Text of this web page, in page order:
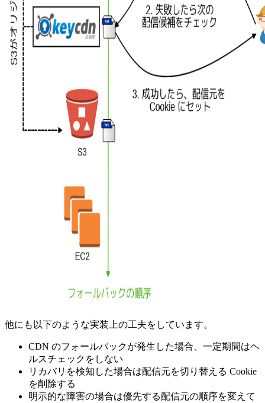
他にも以下のような実装上の工夫をしています。
CDN のフォールバックが発生した場合、一定期間はヘ
ルスチェックをしない
リカバリを検知した場合は配信元を切り替える Cookie
を削除する
明示的な障害の場合は優先する配信元の順序を変えて